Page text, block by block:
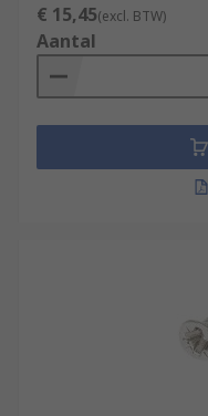
€ 15,45(excl. BTW)
Aantal